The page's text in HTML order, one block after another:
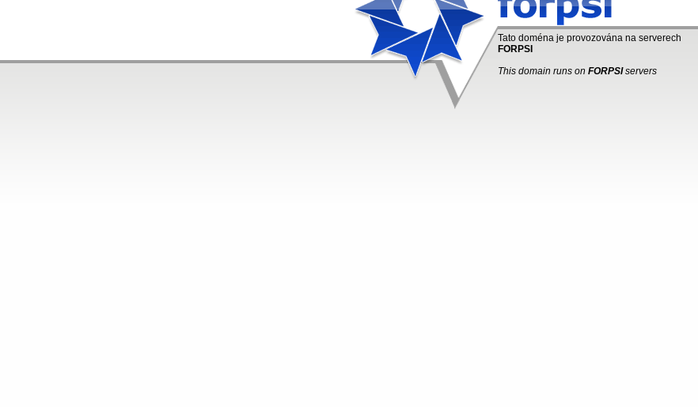
Tato doména je provozována na serverech
FORPSI
This domain runs on FORPSIservers